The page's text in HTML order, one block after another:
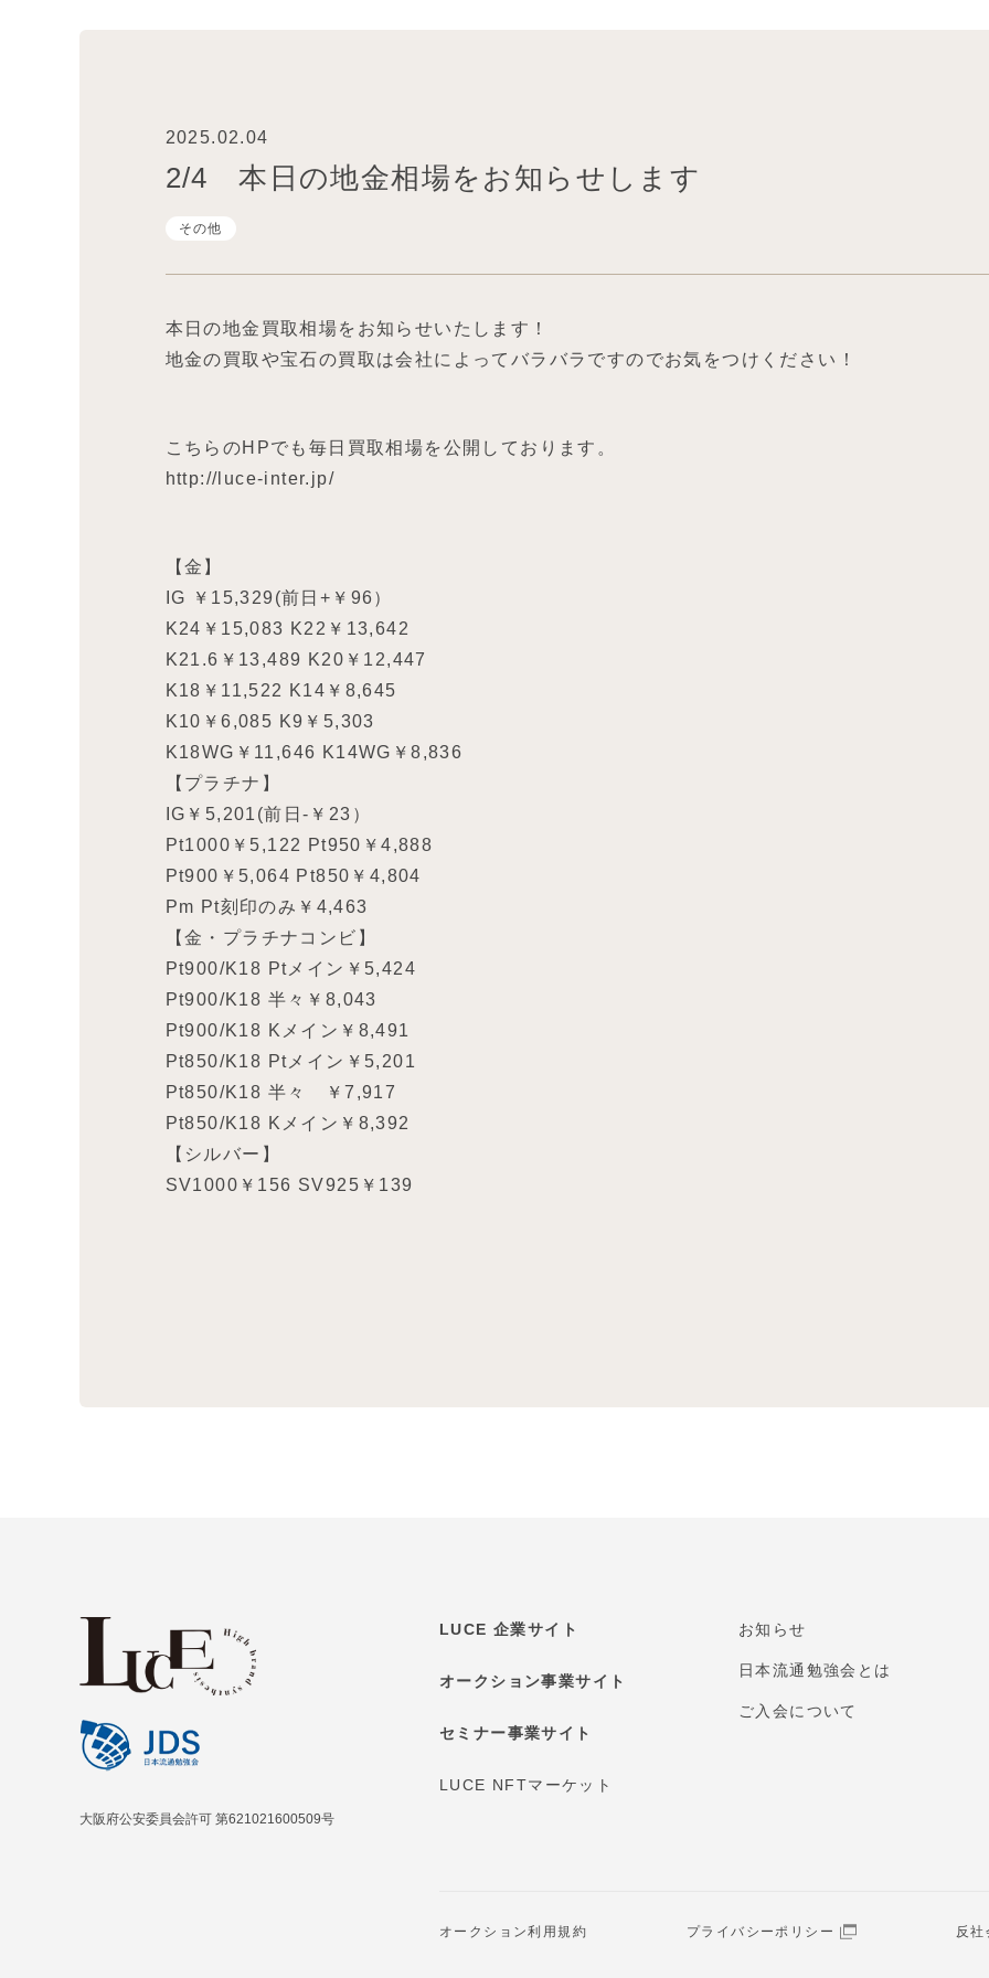
2025.02.04
2/4 本日の地金相場をお知らせします
その他
本日の地金買取相場をお知らせいたします！
地金の買取や宝石の買取は会社によってバラバラですのでお気をつけください！
こちらのHPでも毎日買取相場を公開しております。
http://luce-inter.jp/
【金】
IG ￥15,329(前日+￥96）
K24￥15,083 K22￥13,642
K21.6￥13,489 K20￥12,447
K18￥11,522 K14￥8,645
K10￥6,085 K9￥5,303
K18WG￥11,646 K14WG￥8,836
【プラチナ】
IG￥5,201(前日-￥23）
Pt1000￥5,122 Pt950￥4,888
Pt900￥5,064 Pt850￥4,804
Pm Pt刻印のみ￥4,463
【金・プラチナコンビ】
Pt900/K18 Ptメイン￥5,424
Pt900/K18 半々￥8,043
Pt900/K18 Kメイン￥8,491
Pt850/K18 Ptメイン￥5,201
Pt850/K18 半々 ￥7,917
Pt850/K18 Kメイン￥8,392
【シルバー】
SV1000￥156 SV925￥139
大阪府公安委員会許可 第621021600509号
LUCE 企業サイト
オークション事業サイト
セミナー事業サイト
LUCE NFTマーケット
お知らせ
日本流通勉強会とは
ご入会について
オークション利用規約 プライバシーポリシー 反社